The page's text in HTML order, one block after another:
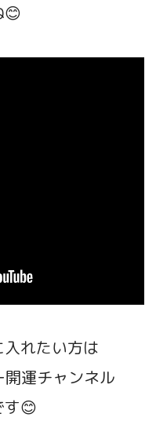
😊
れたい方は
開運チャンネル
す😊